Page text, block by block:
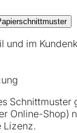
und im
Schnittmuster
Online-Shop)
Lizenz.